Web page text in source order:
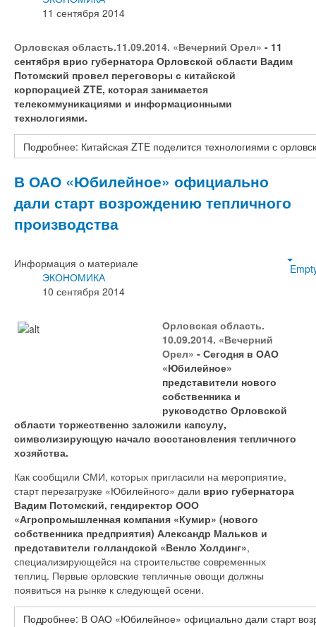
11 сентября 2014
Орловская область.11.09.2014. «Вечерний Орел» - 11
сентября врио губернатора Орловской области Вадим
Потомский провел переговоры с китайской
корпорацией ZTE, которая занимается
телекоммуникациями и информационными
технологиями.
Подробнее: Китайская ZTE поделится технологиями с
В ОАО «Юбилейное» официально
дали старт возрождению тепличного
производства
Информация о материале
ЭКОНОМИКА
10 сентября 2014
Орловская область.
10.09.2014. «Вечерний
Орел» - Сегодня в ОАО
«Юбилейное»
представители нового
собственника и
руководство Орловской
области торжественно заложили капсулу,
символизирующую начало восстановления тепличного
хозяйства.
Как сообщили СМИ, которых пригласили на мероприятие,
старт перезагрузке «Юбилейного» дали врио губернатора
Вадим Потомский, гендиректор ООО
«Агропромышленная компания «Кумир» (нового
собственника предприятия) Александр Мальков и
представители голландской «Венло Холдинг»,
специализирующейся на строительстве современных
теплиц. Первые орловские тепличные овощи должны
появиться на рынке к следующей осени.
Подробнее: В ОАО «Юбилейное» официально дали старт